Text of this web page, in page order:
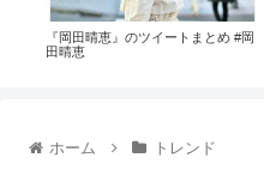
『岡田晴恵』のツイートまとめ #岡
田晴恵
ホーム トレンド